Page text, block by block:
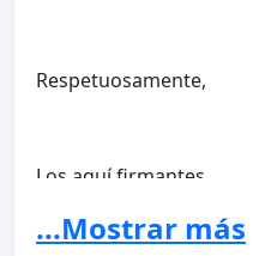
Respetuosamente,
Los aquí firmantes
...Mostrar más